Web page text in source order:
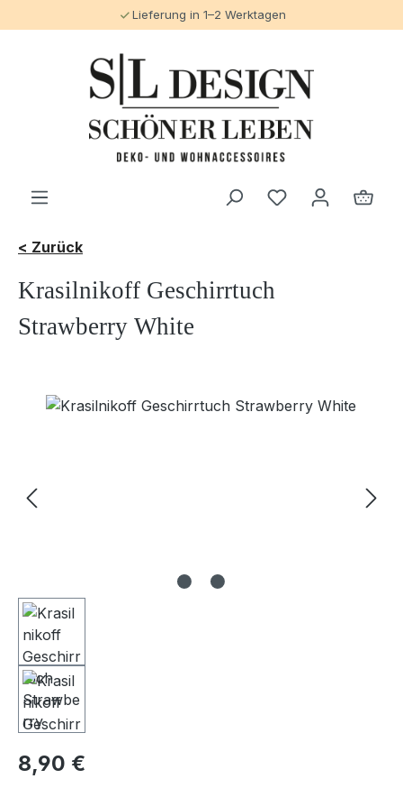
Lieferung in 1–2 Werktagen
< Zurück
Krasilnikoff Geschirrtuch
Strawberry White
Bildergalerie überspringen
8,90 €